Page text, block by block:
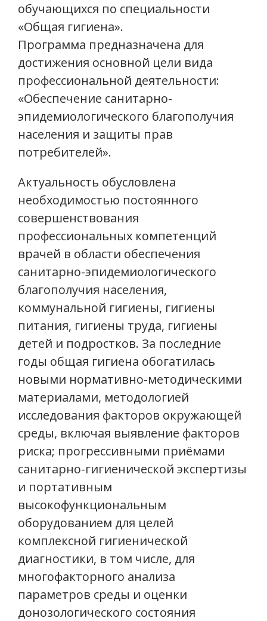
обучающихся по специальности
«Общая гигиена».
Программа предназначена для
достижения основной цели вида
профессиональной деятельности:
«Обеспечение санитарно-
эпидемиологического благополучия
населения и защиты прав
потребителей».
Актуальность обусловлена
необходимостью постоянного
совершенствования
профессиональных компетенций
врачей в области обеспечения
санитарно-эпидемиологического
благополучия населения,
коммунальной гигиены, гигиены
питания, гигиены труда, гигиены
детей и подростков. За последние
годы общая гигиена обогатилась
новыми нормативно-методическими
материалами, методологией
исследования факторов окружающей
среды, включая выявление факторов
риска; прогрессивными приёмами
санитарно-гигиенической экспертизы
и портативным
высокофункциональным
оборудованием для целей
комплексной гигиенической
диагностики, в том числе, для
многофакторного анализа
параметров среды и оценки
донозологического состояния